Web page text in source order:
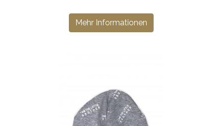
Mehr Informationen